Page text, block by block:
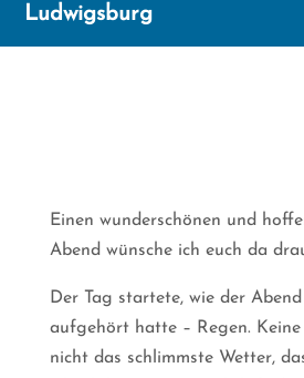
Ludwigsburg
Einen wunderschönen und
Abend wünsche ich euch da
Der Tag startete, wie der
aufgehört hatte – Regen.
nicht das schlimmste Wetter,